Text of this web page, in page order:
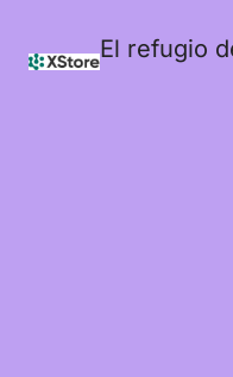
El refugio